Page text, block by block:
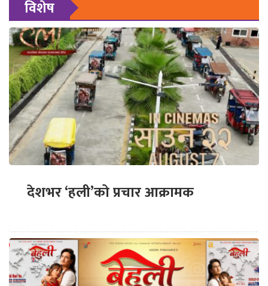
विशेष
देशभर ‘हली’को प्रचार आक्रामक